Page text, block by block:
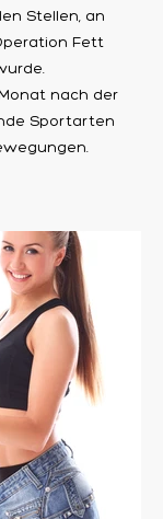
Stellen, an
Fett
nach der
Sportarten